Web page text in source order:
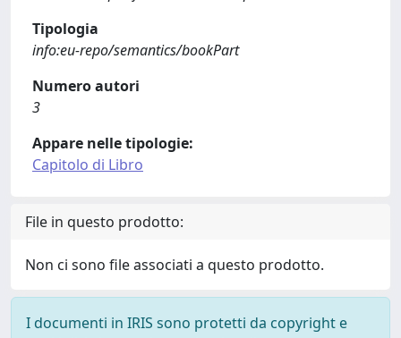
Tipologia
info:eu-repo/semantics/bookPart
Numero autori
3
Appare nelle tipologie:
Capitolo di Libro
File in questo prodotto:
Non ci sono file associati a questo prodotto.
I documenti in IRIS sono protetti da copyright e